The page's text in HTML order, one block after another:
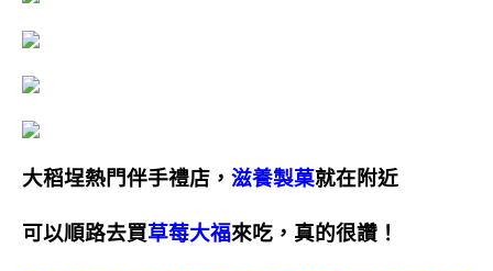
大稻埕熱門伴手禮店， 滋養製菓就在附近
可以順路去買草莓大福來吃，真的很讚！